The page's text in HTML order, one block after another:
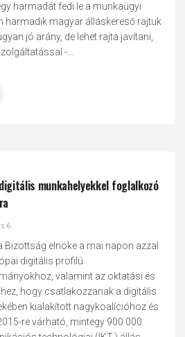
harmadát fedi le a munkaügyi
harmadik magyar álláskereső rajtuk
jó arány, de lehet rajta javítani,
-...
munkahelyekkel foglalkozó
6.
Bizottság elnöke a mai napon azzal
digitális profilú
valamint az oktatási és
hogy csatlakozzanak a digitális
kialakított nagykoalícióhoz és
re várható, mintegy 900 000